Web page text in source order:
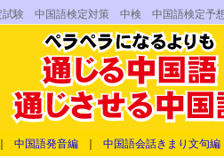
試験 中国語検定対策 中検 中国語検定
中国語発音編 中国語会話きまり文句編